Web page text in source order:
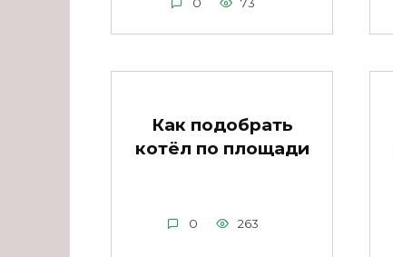
Как подобрать
котёл по площади
0 263